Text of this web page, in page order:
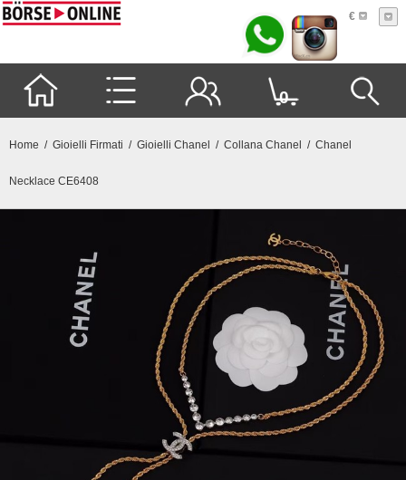
€
0
Home / Gioielli Firmati / Gioielli Chanel / Collana Chanel / Chanel
Necklace CE6408